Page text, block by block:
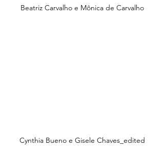
Beatriz Carvalho e Mônica de Carvalho
Cynthia Bueno e Gisele Chaves_edited